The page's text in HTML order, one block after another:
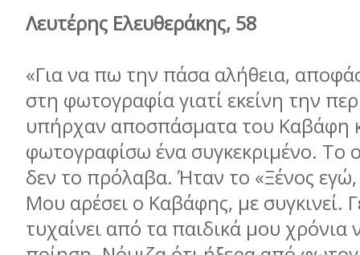
Λευτέρης Ελευθεράκης, 58
«Για να πω την πάσα αλήθεια,
στη φωτογραφία γιατί εκείνη την
υπήρχαν αποσπάσµατα του Καβάφη
φωτογραφίσω ένα συγκεκριµένο. Το
δεν το πρόλαβα. Ήταν το «Ξένος
Μου αρέσει ο Καβάφης, µε συγκινεί.
τυχαίνει από τα παιδικά µου χρόνια